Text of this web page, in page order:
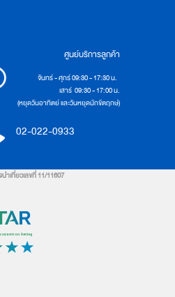
ศูนย์บริการลูกค้า
จันทร์ - ศุกร์ 09:30 - 17:30 น.
เสาร์ 09:30 - 17:00 น.
(หยุดวันอาทิตย์ และวันหยุดนักขัตฤกษ์)
02-022-0933
เที่ยวเลขที่ 11/11607